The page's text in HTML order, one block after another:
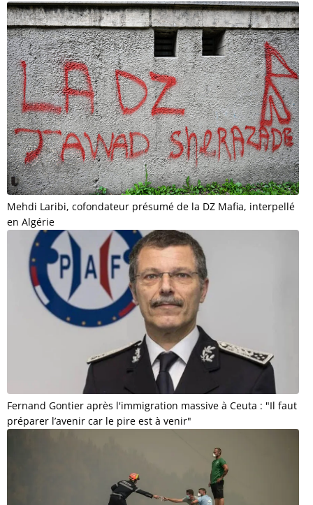
Mehdi Laribi, cofondateur présumé de la DZ Mafia, interpellé
en Algérie
Fernand Gontier après l'immigration massive à Ceuta : "Il faut
préparer l’avenir car le pire est à venir"